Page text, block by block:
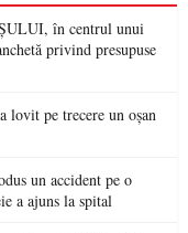
în centrul unui
privind presupuse
lovit pe trecere un oșan
un accident pe o
a ajuns la spital